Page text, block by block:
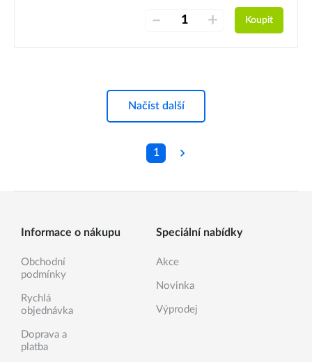
– + Koupit
Načíst další
1
Informace o nákupu
Obchodní
podmínky
Rychlá
objednávka
Doprava a
platba
Speciální nabídky
Akce
Novinka
Výprodej